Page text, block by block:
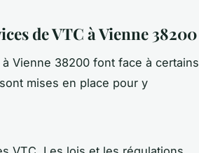
de VTC à Vienne 38200
Vienne 38200 font face à certains
mises en place pour y